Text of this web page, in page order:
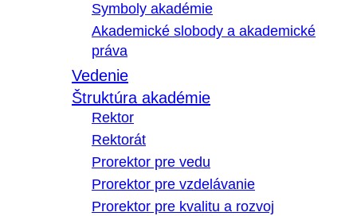
Symboly akadémie
Akademické slobody a akademické
práva
Vedenie
Štruktúra akadémie
Rektor
Rektorát
Prorektor pre vedu
Prorektor pre vzdelávanie
Prorektor pre kvalitu a rozvoj